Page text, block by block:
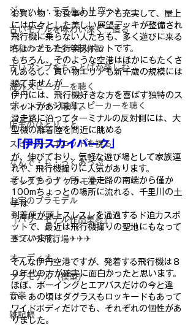
ジェット・モデルよ !! 空へ✈
古いモデルを味わい深く…造る
昭和のプラモ少年制作記
古いアンプをちっとばか楽しむ
海外スピーカーを聴く
ヴィンテージ国産スピーカーを聴く
店主のひとりごと
スピーカーユニットを視る
なんで・も・っくあっぷ
モックアップ プラモ史
お宝のプラモデル
『パワーモデル作品集💪』
ヨンパチ飛行場✈✈✈
オーディオ
プラモデル（模型）
音楽
雑記帳
お買い物・お食事のエリアも充実して、屋上
には広々とした美しい展望デッキが整備され
飛行機に乗ら ない人たちも、多く遊びに来る
ちょっとした行楽スポットです。
もちろん、そのような空港はほかにもたくさ
んあるし、買い物エリアも新千歳の規模には
勝てませんが
伊丹には、飛行機好きな方を喜ばす独特のス
ポットがあります。
滑走路に沿ってターミナルの反対側には、大
型機の離着陸を間近に眺める
「伊丹スカイパーク」
が、伸びており、気軽な遊び場として家族連
れや、飛行機撮りに人気があります。
そしてもう１ヶ所、滑走路の南端から僅か
100mちょっとの場所に流れる、千里川の土
手は
到着便が頭上スレスレを通過するド迫力スポ
ットで、最近は飛行機撮りの聖地にもなって
きています。
そんな伊丹空港ですが、発着する飛行機は８
０年代の方が確実に面 白かったと思います。
ほぼ、ボーイングとエアバスだけの今と違
い、 あの頃はダグラスもロッキードもあって
ワイドボディだけでも、それぞれの個性があ
りました。